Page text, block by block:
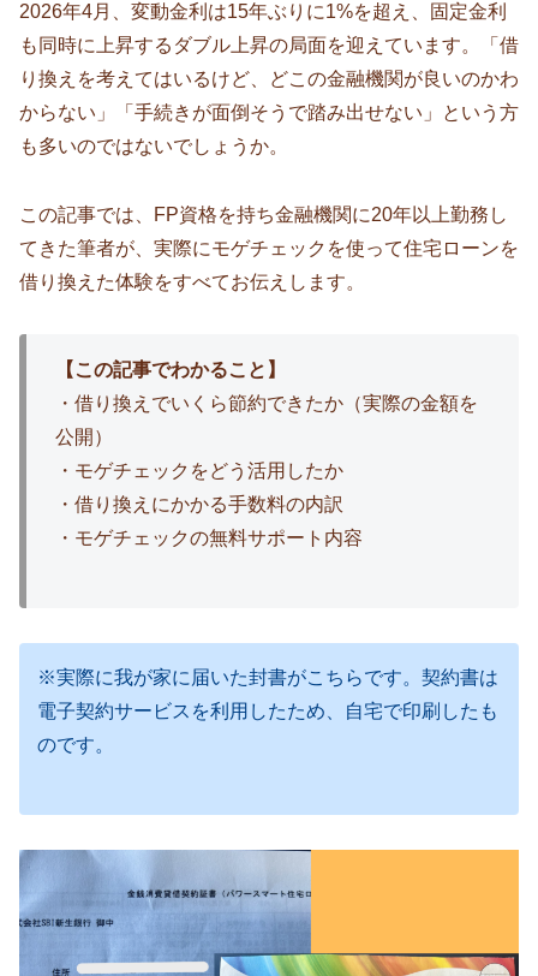
2026年4月、変動金利は15年ぶりに1%を超え、固定金利
も同時に上昇するダブル上昇の局面を迎えています。「借
り換えを考えてはいるけど、どこの金融機関が良いのかわ
からない」「手続きが面倒そうで踏み出せない」という方
も多いのではないでしょうか。
この記事では、FP資格を持ち金融機関に20年以上勤務し
てきた筆者が、実際にモゲチェックを使って住宅ローンを
借り換えた体験をすべてお伝えします。
【この記事でわかること】
・借り換えでいくら節約できたか（実際の金額を
公開）
・モゲチェックをどう活用したか
・借り換えにかかる手数料の内訳
・モゲチェックの無料サポート内容
※実際に我が家に届いた封書がこちらです。契約書は
電子契約サービスを利用したため、自宅で印刷したも
のです。